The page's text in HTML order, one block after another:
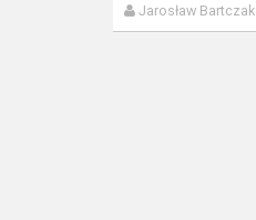
Jarosław Bartczak